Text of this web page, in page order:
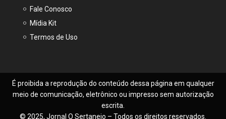
Fale Conosco
Mídia Kit
Termos de Uso
É proibida a reprodução do conteúdo dessa página em qualquer
meio de comunicação, eletrônico ou impresso sem autorização
escrita.
© 2025, Jornal O Sertanejo – Todos os direitos reservados.